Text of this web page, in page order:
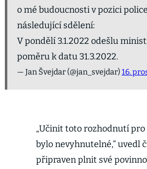
o mé budoucnosti v pozici
následující sdělení:
V pondělí 3.1.2022 odešlu
poměru k datu 31.3.2022.
— Jan Švejdar (@jan_svejdar) 16.
„Učinit toto rozhodnutí
bylo nevyhnutelné,“ uvedl
připraven plnit své